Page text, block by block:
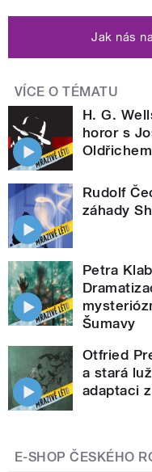
Jak nás
VÍCE O TÉMATU
H. G.
horor s
Rudolf
záhady
Petra
Šumavy
Otfried
a stará
adaptaci
E-SHOP ČESKÉHO